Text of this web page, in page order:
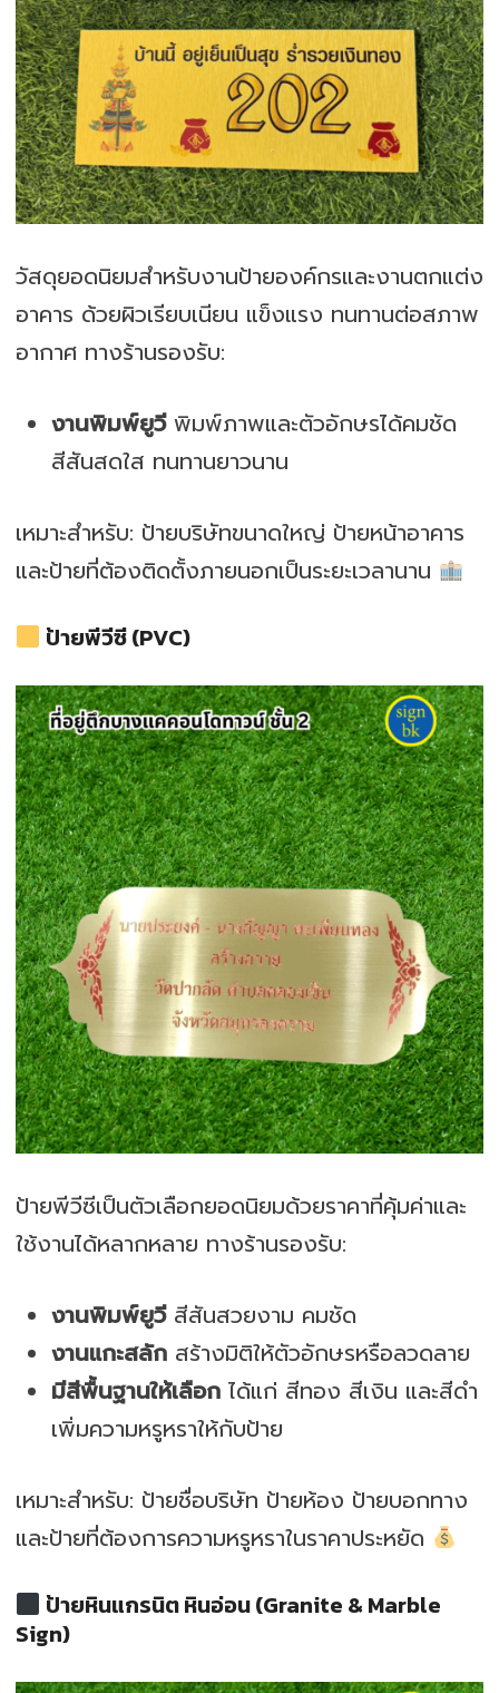
วัสดุยอดนิยมสำหรับงานป้ายองค์กรและงานตกแต่ง
อาคาร ด้วยผิวเรียบเนียน แข็งแรง ทนทานต่อสภาพ
อากาศ ทางร้านรองรับ:
งานพิมพ์ยูวีพิมพ์ภาพและตัวอักษรได้คมชัด
สีสันสดใส ทนทานยาวนาน
เหมาะสำหรับ: ป้ายบริษัทขนาดใหญ่ ป้ายหน้าอาคาร
และป้ายที่ต้องติดตั้งภายนอกเป็นระยะเวลานาน
ป้ายพีวีซี (PVC)
ป้ายพีวีซีเป็นตัวเลือกยอดนิยมด้วยราคาที่คุ้มค่าและ
ใช้งานได้หลากหลาย ทางร้านรองรับ:
งานพิมพ์ยูวีสีสันสวยงาม คมชัด
งานแกะสลัก สร้างมิติให้ตัวอักษรหรือลวดลาย
มีสีพื้นฐานให้เลือก ได้แก่ สีทอง สีเงิน และสีดำ
เพิ่มความหรูหราให้กับป้าย
เหมาะสำหรับ: ป้ายชื่อบริษัท ป้ายห้อง ป้ายบอกทาง
และป้ายที่ต้องการความหรูหราในราคาประหยัด
ป้ายหินแกรนิต หินอ่อน (Granite & Marble
Sign)